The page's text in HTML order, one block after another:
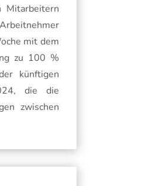
Mitarbeitern
mit dem
zu 100 %
künftigen
die die
zwischen